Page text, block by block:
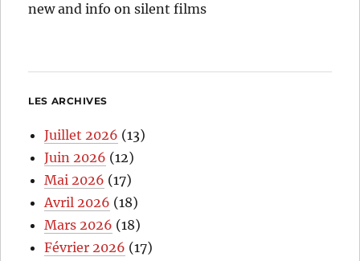
new and info on silent films
LES ARCHIVES
Juillet 2026 (13)
Juin 2026 (12)
Mai 2026 (17)
Avril 2026 (18)
Mars 2026 (18)
Février 2026 (17)